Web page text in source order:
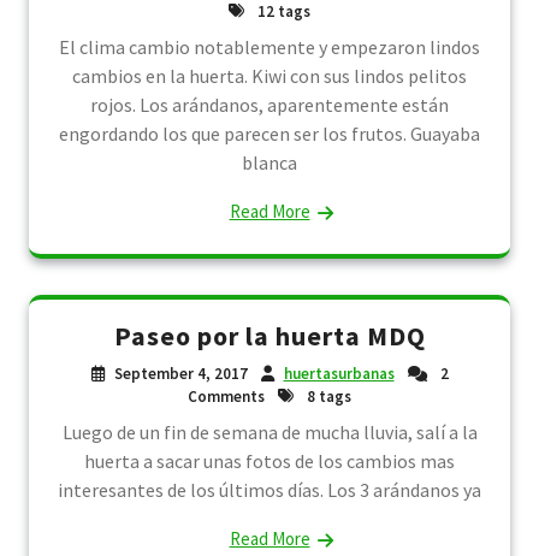
12 tags
El clima cambio notablemente y empezaron lindos
cambios en la huerta. Kiwi con sus lindos pelitos
rojos. Los arándanos, aparentemente están
engordando los que parecen ser los frutos. Guayaba
blanca
Read More
Paseo por la huerta MDQ
September 4, 2017 huertasurbanas
2
Comments
8 tags
Luego de un fin de semana de mucha lluvia, salí a la
huerta a sacar unas fotos de los cambios mas
interesantes de los últimos días. Los 3 arándanos ya
Read More